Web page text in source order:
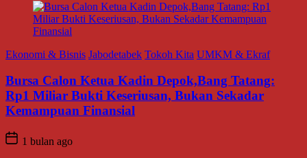
Ekonomi & Bisnis Jabodetabek Tokoh Kita UMKM & Ekraf
Bursa Calon Ketua Kadin Depok,Bang Tatang:
Rp1 Miliar Bukti Keseriusan, Bukan Sekadar
Kemampuan Finansial
1 bulan ago